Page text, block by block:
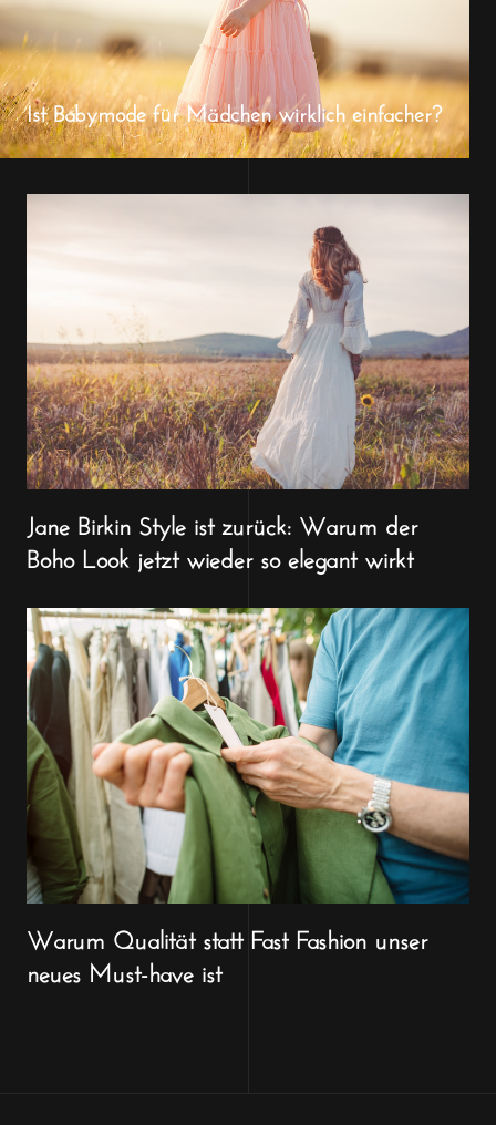
Ist Babymode für Mädchen wirklich einfacher?
Jane Birkin Style ist zurück: Warum der
Boho Look jetzt wieder so elegant wirkt
Warum Qualität statt Fast Fashion unser
neues Must-have ist